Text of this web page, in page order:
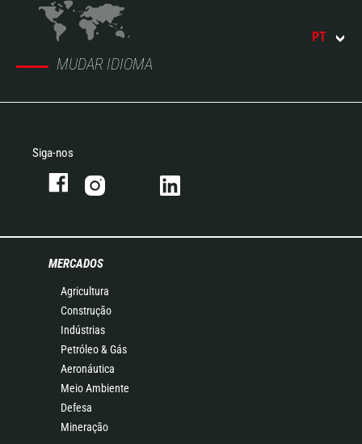
MUDAR IDIOMA
PT
Siga-nos
MERCADOS
Agricultura
Construção
Indústrias
Petróleo & Gás
Aeronáutica
Meio Ambiente
Defesa
Mineração